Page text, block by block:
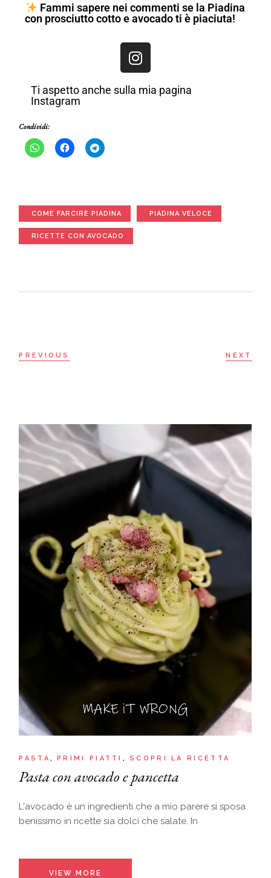
Fammi sapere nei commenti se la Piadina
con prosciutto cotto e avocado ti è piaciuta!
Ti aspetto anche sulla mia pagina
Instagram
Condividi:
COME FARCIRE PIADINA PIADINA VELOCE
RICETTE CON AVOCADO
PREVIOUS NEXT
PASTA PRIMI PIATTI SCOPRI LA RICETTA
Pasta con avocado e pancetta
L'avocado è un ingredienti che a mio parere si sposa
benissimo in ricette sia dolci che salate. In
VIEW MORE